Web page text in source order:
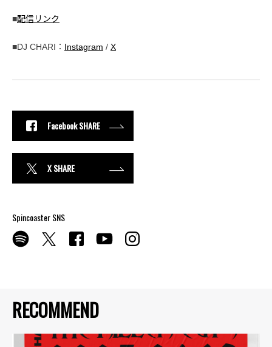
RECOMMEND
■配信リンク
■DJ CHARI： Instagram / X
Facebook SHARE
X SHARE
Spincoaster SNS